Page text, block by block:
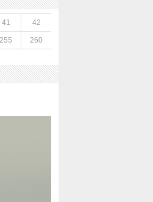
41 42
255 260